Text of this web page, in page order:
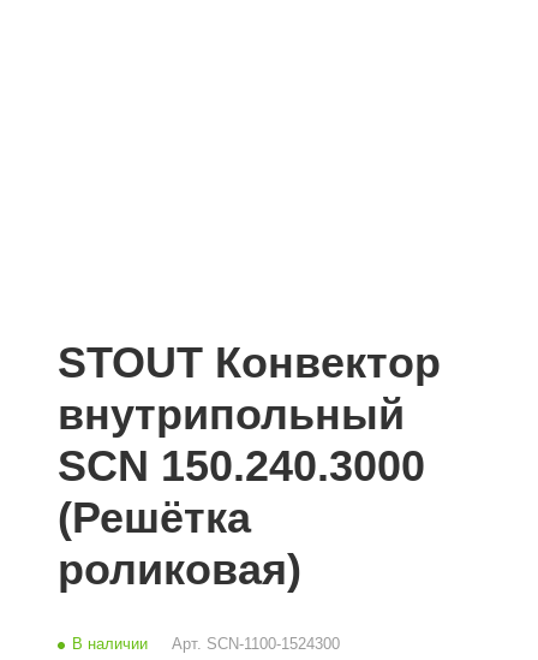
STOUT Конвектор
внутрипольный
SCN 150.240.3000
(Решётка
роликовая)
В наличии Арт. SCN-1100-1524300